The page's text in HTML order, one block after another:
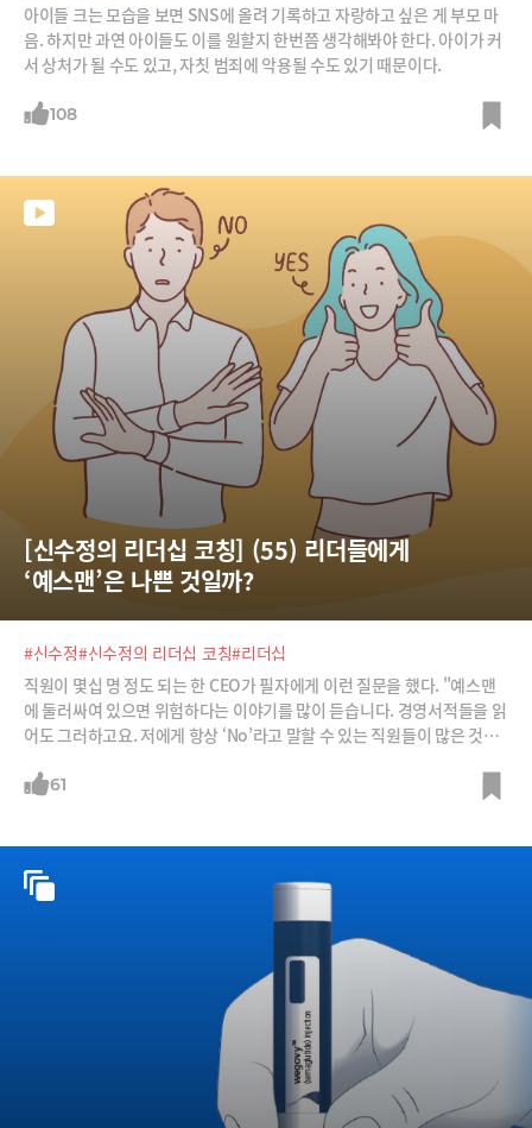
아이들 크는 모습을 보면 SNS에 올려 기록하고 자랑하고 싶은 게 부모 마
음. 하지만 과연 아이들도 이를 원할지 한번쯤 생각해봐야 한다. 아이가 커
서 상처가 될 수도 있고, 자칫 범죄에 악용될 수도 있기 때문이다.
108
[신수정의 리더십 코칭] (55) 리더들에게
‘예스맨’은 나쁜 것일까?
#신수정#신수정의 리더십 코칭#리더십
직원이 몇십 명 정도 되는 한 CEO가 필자에게 이런 질문을 했다. "예스맨
에 둘러싸여 있으면 위험하다는 이야기를 많이 듣습니다. 경영서적들을 읽
어도 그러하고요. 저에게 항상 ‘No’라고 말할 수 있는 직원들이 많은 것이
해본 적 있나요? 괜찮던가요?” 그랬더니 그 CEO는 이렇게 답했다. "아니
61